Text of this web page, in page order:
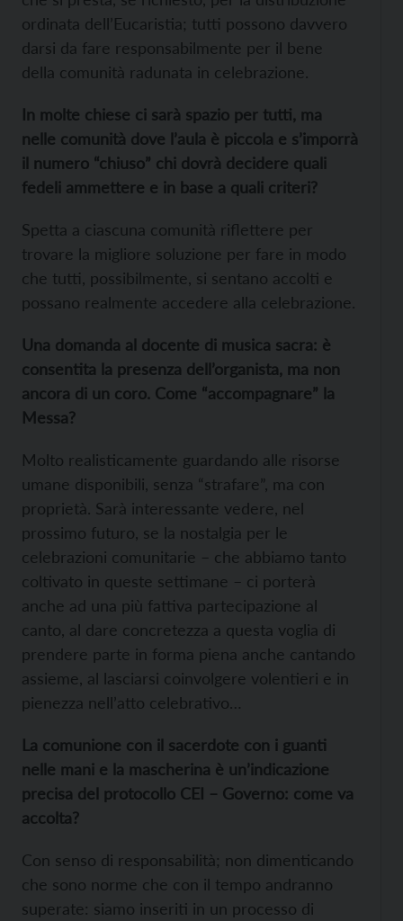
ordinata dell’Eucaristia; tutti possono davvero
darsi da fare responsabilmente per il bene
della comunità radunata in celebrazione.
In molte chiese ci sarà spazio per tutti, ma
nelle comunità dove l’aula è piccola e s’imporrà
il numero “chiuso” chi dovrà decidere quali
fedeli ammettere e in base a quali criteri?
Spetta a ciascuna comunità riflettere per
trovare la migliore soluzione per fare in modo
che tutti, possibilmente, si sentano accolti e
possano realmente accedere alla celebrazione.
Una domanda al docente di musica sacra: è
consentita la presenza dell’organista, ma non
ancora di un coro. Come “accompagnare” la
Messa?
Molto realisticamente guardando alle risorse
umane disponibili, senza “strafare”, ma con
proprietà. Sarà interessante vedere, nel
prossimo futuro, se la nostalgia per le
celebrazioni comunitarie – che abbiamo tanto
coltivato in queste settimane – ci porterà
anche ad una più fattiva partecipazione al
canto, al dare concretezza a questa voglia di
prendere parte in forma piena anche cantando
assieme, al lasciarsi coinvolgere volentieri e in
pienezza nell’atto celebrativo…
La comunione con il sacerdote con i guanti
nelle mani e la mascherina è un’indicazione
precisa del protocollo CEI – Governo: come va
accolta?
Con senso di responsabilità; non dimenticando
che sono norme che con il tempo andranno
superate: siamo inseriti in un processo di